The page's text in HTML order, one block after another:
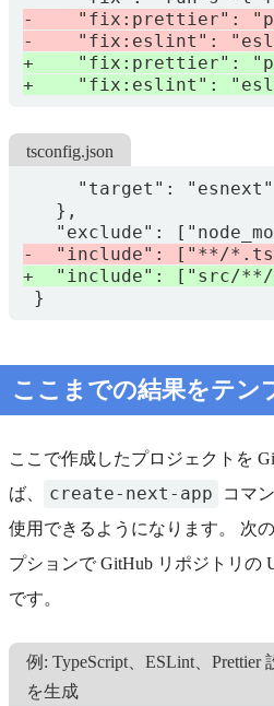
tsconfig.json
ここまでの結果をテン
ここで作成したプロジェクトを
ば、
create-next-app
コマ
使用できるようになります。 次の
プションで GitHub リポジトリの
です。
例: TypeScript、ESLint、Prettier
を生成